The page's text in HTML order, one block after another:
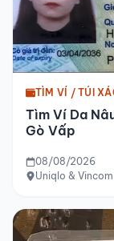
TÌM VÍ / TÚI
Tìm Ví Da
Gò Vấp
08/08/2026
Uniqlo &